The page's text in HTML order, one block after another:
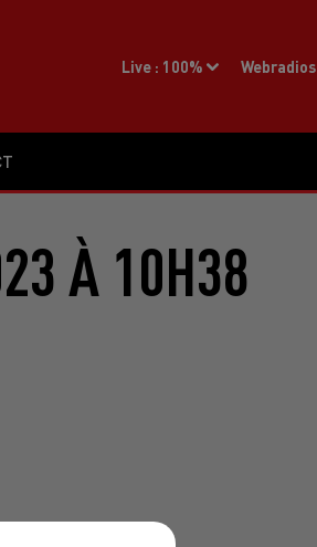
Live : 100% Webradios
À 10H38